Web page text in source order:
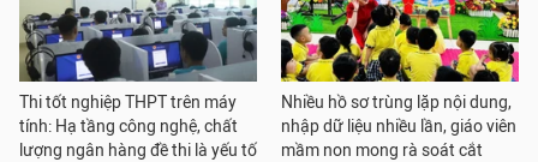
Thi tốt nghiệp THPT trên máy
tính: Hạ tầng công nghệ, chất
lượng ngân hàng đề thi là yếu tố
Nhiều hồ sơ trùng lặp nội dung,
nhập dữ liệu nhiều lần, giáo viên
mầm non mong rà soát cắt